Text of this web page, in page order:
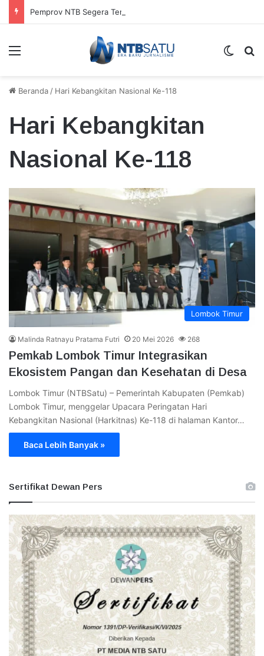
Menu
Beranda / Hari Kebangkitan Nasional Ke-118
Hari Kebangkitan
Nasional Ke-118
Lombok Timur
Malinda Ratnayu Pratama Futri 20 Mei 2026 268
Pemkab Lombok Timur Integrasikan
Ekosistem Pangan dan Kesehatan di Desa
Lombok Timur (NTBSatu) – Pemerintah Kabupaten (Pemkab)
Lombok Timur, menggelar Upacara Peringatan Hari
Kebangkitan Nasional (Harkitnas) Ke-118 di halaman Kantor…
Baca Lebih Banyak »
Sertifikat Dewan Pers